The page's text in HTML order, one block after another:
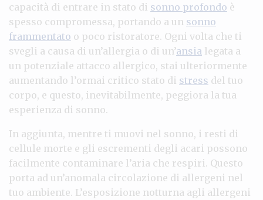
capacità di entrare in stato di sonno profondo è
spesso compromessa, portando a un sonno
frammentato o poco ristoratore. Ogni volta che ti
svegli a causa di un’allergia o di un’ansia legata a
un potenziale attacco allergico, stai ulteriormente
aumentando l’ormai critico stato di stress del tuo
corpo, e questo, inevitabilmente, peggiora la tua
esperienza di sonno.
In aggiunta, mentre ti muovi nel sonno, i resti di
cellule morte e gli escrementi degli acari possono
facilmente contaminare l’aria che respiri. Questo
porta ad un’anomala circolazione di allergeni nel
tuo ambiente. L’esposizione notturna agli allergeni